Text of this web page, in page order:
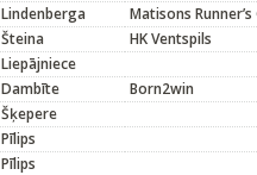
Lindenberga
Matisons Runner’s
Šteina
HK Ventspils
Liepājniece
Dambīte
Born2win
Šķepere
Pīlips
Pīlips